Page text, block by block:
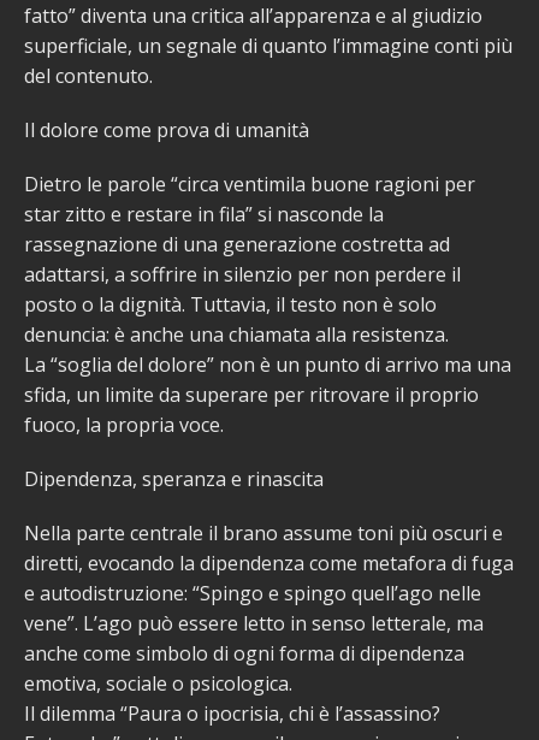
fatto” diventa una critica all’apparenza e al giudizio
superficiale, un segnale di quanto l’immagine conti più
del contenuto.
Il dolore come prova di umanità
Dietro le parole “circa ventimila buone ragioni per
star zitto e restare in fila” si nasconde la
rassegnazione di una generazione costretta ad
adattarsi, a soffrire in silenzio per non perdere il
posto o la dignità. Tuttavia, il testo non è solo
denuncia: è anche una chiamata alla resistenza.
La “soglia del dolore” non è un punto di arrivo ma una
sfida, un limite da superare per ritrovare il proprio
fuoco, la propria voce.
Dipendenza, speranza e rinascita
Nella parte centrale il brano assume toni più oscuri e
diretti, evocando la dipendenza come metafora di fuga
e autodistruzione: “Spingo e spingo quell’ago nelle
vene”. L’ago può essere letto in senso letterale, ma
anche come simbolo di ogni forma di dipendenza
emotiva, sociale o psicologica.
Il dilemma “Paura o ipocrisia, chi è l’assassino?